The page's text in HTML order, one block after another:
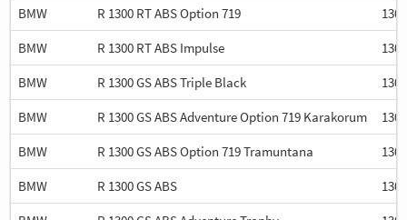
BMW
R 1300 RT ABS Option 719
1300
BMW
R 1300 RT ABS Impulse
1300
BMW
R 1300 GS ABS Triple Black
1300
BMW
R 1300 GS ABS Adventure Option 719 Karakorum
1300
BMW
R 1300 GS ABS Option 719 Tramuntana
1300
BMW
R 1300 GS ABS
1300